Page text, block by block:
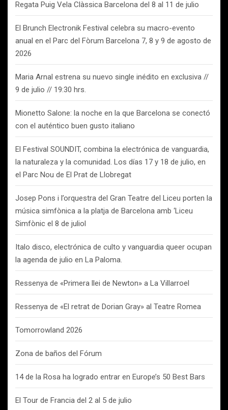
Regata Puig Vela Clàssica Barcelona del 8 al 11 de julio
El Brunch Electronik Festival celebra su macro-evento
anual en el Parc del Fòrum Barcelona 7, 8 y 9 de agosto de
2026
Maria Arnal estrena su nuevo single inédito en exclusiva //
9 de julio // 19:30 hrs.
Mionetto Salone: la noche en la que Barcelona se conectó
con el auténtico buen gusto italiano
El Festival SOUNDIT, combina la electrónica de vanguardia,
la naturaleza y la comunidad. Los días 17 y 18 de julio, en
el Parc Nou de El Prat de Llobregat
Josep Pons i l’orquestra del Gran Teatre del Liceu porten la
música simfònica a la platja de Barcelona amb ‘Liceu
Simfònic el 8 de juliol
Italo disco, electrónica de culto y vanguardia queer ocupan
la agenda de julio en La Paloma.
Ressenya de «Primera llei de Newton» a La Villarroel
Ressenya de «El retrat de Dorian Gray» al Teatre Romea
Tomorrowland 2026
Zona de baños del Fórum
14 de la Rosa ha logrado entrar en Europe’s 50 Best Bars
El Tour de Francia del 2 al 5 de julio